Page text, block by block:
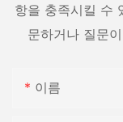
항을 충족시킬 수
문하거나 질문
이름